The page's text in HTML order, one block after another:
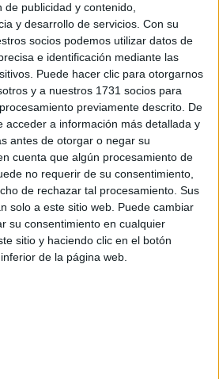
publicidad y contenido,
y desarrollo de servicios. Con su
socios podemos utilizar datos de
e identificación mediante las
Puede hacer clic para otorgarnos
y a nuestros 1731 socios para
previamente descrito. De
acceder a información más detallada y
antes de otorgar o negar su
cuenta que algún procesamiento de
no requerir de su consentimiento,
de rechazar tal procesamiento. Sus
solo a este sitio web. Puede cambiar
su consentimiento en cualquier
sitio y haciendo clic en el botón
de la página web.